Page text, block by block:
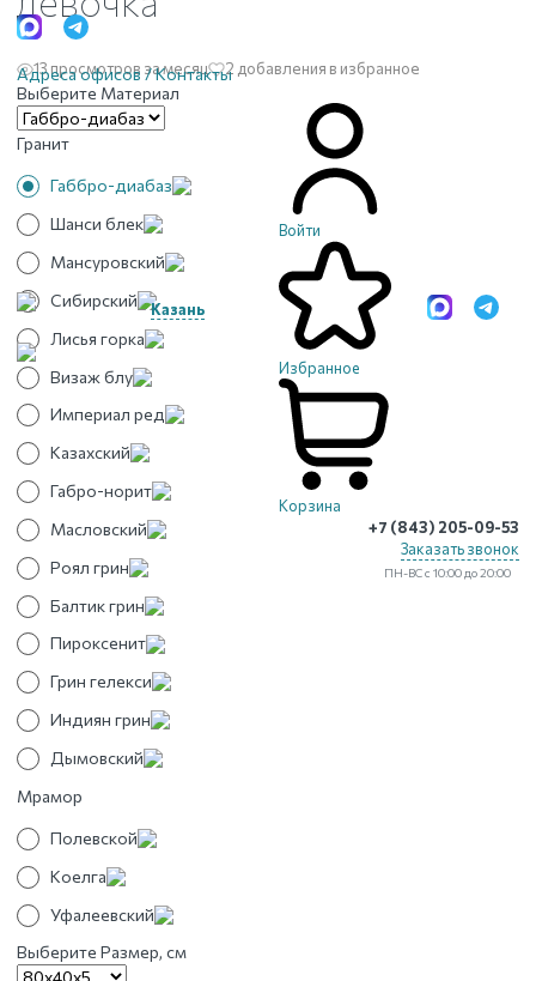
Адреса офисов / Контакты
Казань
Войти
Избранное
Корзина
+7 (843) 205-09-53
Заказать звонок
ПН-ВС с 10:00 до 20:00
13 просмотров за месяц 2 добавления в избранное
Выберите Материал
Гранит
Габбро-диабаз
Шанси блек
Мансуровский
Сибирский
Лисья горка
Визаж блу
Империал ред
Казахский
Габро-норит
Масловский
Роял грин
Балтик грин
Пироксенит
Грин гелекси
Индиян грин
Дымовский
Мрамор
Полевской
Коелга
Уфалеевский
Выберите Размер, см